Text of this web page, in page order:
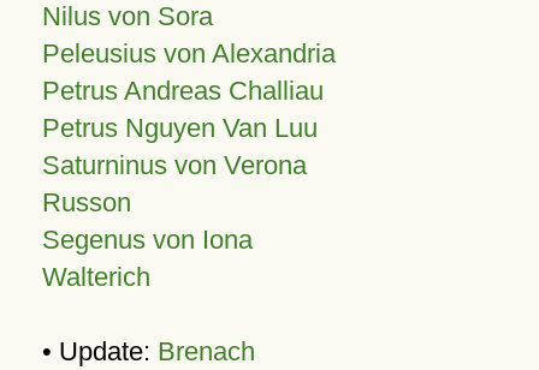
Nilus von Sora
Peleusius von Alexandria
Petrus Andreas Challiau
Petrus Nguyen Van Luu
Saturninus von Verona
Russon
Segenus von Iona
Walterich
• Update: Brenach